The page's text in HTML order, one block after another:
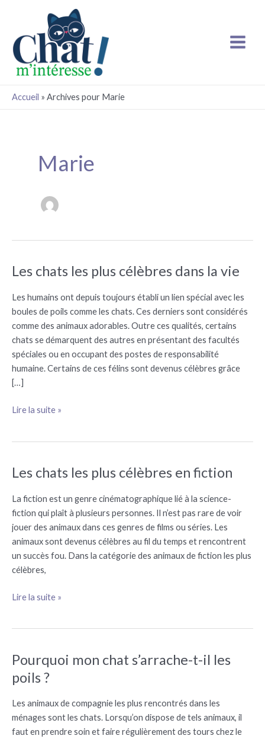
contenu
Menu
Accueil » Archives pour Marie
Marie
Les chats les plus célèbres dans la vie
Les humains ont depuis toujours établi un lien spécial avec les
boules de poils comme les chats. Ces derniers sont considérés
comme des animaux adorables. Outre ces qualités, certains
chats se démarquent des autres en présentant des facultés
spéciales ou en occupant des postes de responsabilité
humaine. Certains de ces félins sont devenus célèbres grâce
[…]
Les
les
plus
célèbres
dans
la
vie
Lire la suite »
Les chats les plus célèbres en fiction
La fiction est un genre cinématographique lié à la science-
fiction qui plaît à plusieurs personnes. Il n’est pas rare de voir
jouer des animaux dans ces genres de films ou séries. Les
animaux sont devenus célèbres au fil du temps et rencontrent
un succès fou. Dans la catégorie des animaux de fiction les plus
célèbres,
Les
les
plus
célèbres
en
fiction
Lire la suite »
Pourquoi mon chat s’arrache-t-il les
poils ?
Les animaux de compagnie les plus rencontrés dans les
ménages sont les chats. Lorsqu’on dispose de tels animaux, il
faut en prendre soin et faire régulièrement des tours chez le
Pourquoi
chat
s’arrache-
t-
il